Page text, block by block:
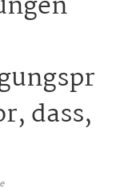
dass,